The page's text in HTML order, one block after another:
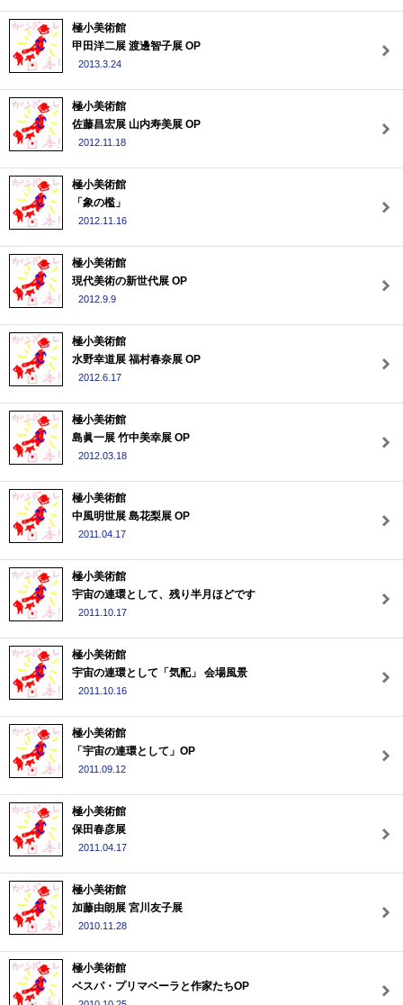
極小美術館
甲田洋二展 渡邊智子展 OP
2013.3.24
極小美術館
佐藤昌宏展 山内寿美展 OP
2012.11.18
極小美術館
「象の檻」
2012.11.16
極小美術館
現代美術の新世代展 OP
2012.9.9
極小美術館
水野幸道展 福村春奈展 OP
2012.6.17
極小美術館
島眞一展 竹中美幸展 OP
2012.03.18
極小美術館
中風明世展 島花梨展 OP
2011.04.17
極小美術館
宇宙の連環として、残り半月ほどです
2011.10.17
極小美術館
宇宙の連環として「気配」 会場風景
2011.10.16
極小美術館
「宇宙の連環として」OP
2011.09.12
極小美術館
保田春彦展
2011.04.17
極小美術館
加藤由朗展 宮川友子展
2010.11.28
極小美術館
ベスパ・プリマベーラと作家たちOP